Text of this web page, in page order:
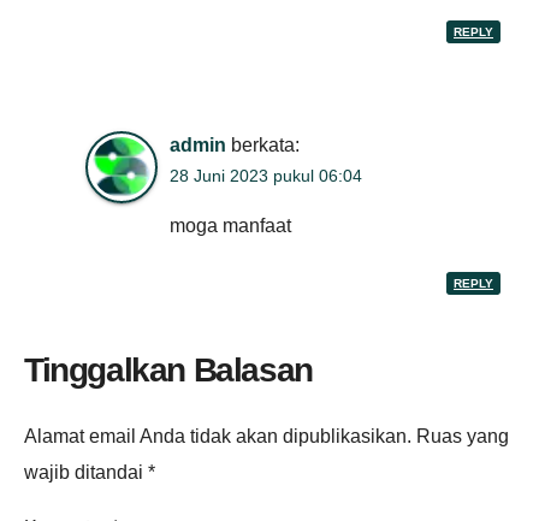
REPLY
admin berkata:
28 Juni 2023 pukul 06:04
moga manfaat
REPLY
Tinggalkan Balasan
Alamat email Anda tidak akan dipublikasikan. Ruas yang
wajib ditandai *